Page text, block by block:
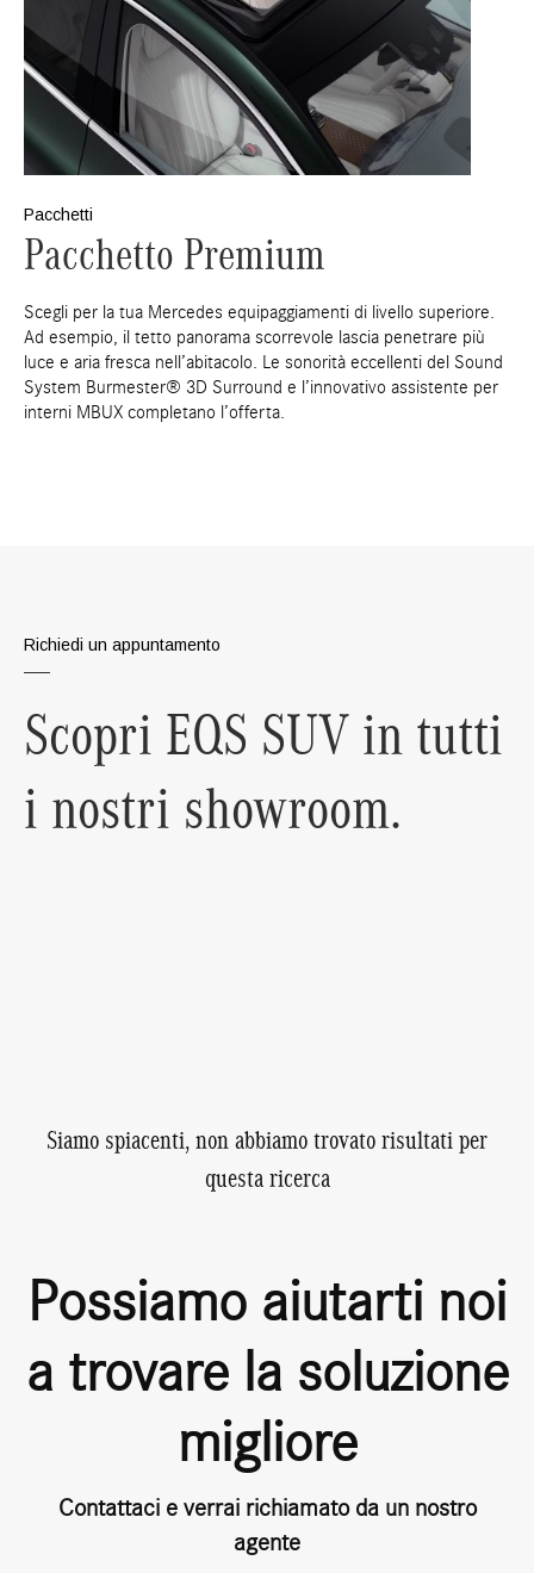
Pacchetti
Pacchetto Premium
Scegli per la tua Mercedes equipaggiamenti di livello superiore.
Ad esempio, il tetto panorama scorrevole lascia penetrare più
luce e aria fresca nell’abitacolo. Le sonorità eccellenti del Sound
System Burmester® 3D Surround e l’innovativo assistente per
interni MBUX completano l’offerta.
Richiedi un appuntamento
Scopri EQS SUV in tutti
i nostri showroom.
Siamo spiacenti, non abbiamo trovato risultati per
questa ricerca
Possiamo aiutarti noi
a trovare la soluzione
migliore
Contattaci e verrai richiamato da un nostro
agente